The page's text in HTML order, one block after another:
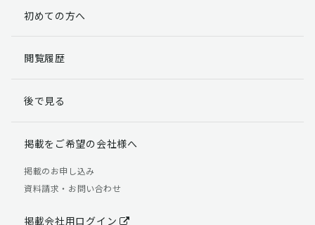
らかじめご了承ください。
個人情報の開示請求について
る権利があります。
「個人情報の取り扱いについて」
【お問合せ先】 個人情報問合せ窓口
TEL：03-5411-7891（平日9:00 ～ 18:00）
初めての方へ
閲覧履歴
後で見る
掲載をご希望の会社様へ
掲載のお申し込み
資料請求・お問い合わせ
掲載会社用ログイン